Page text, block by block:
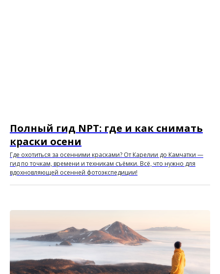
Полный гид NPT: где и как снимать
краски осени
Где охотиться за осенними красками? От Карелии до Камчатки —
гид по точкам, времени и техникам съёмки. Всё, что нужно для
вдохновляющей осенней фотоэкспедиции!